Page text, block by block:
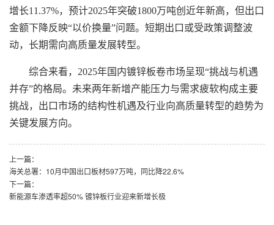
增长11.37%，预计2025年突破1800万吨创近年新高，但出口
金额下降反映“以价换量”问题。短期出口或受政策调整波
动，长期需向高质量发展转型。
综合来看，2025年国内镀锌板卷市场呈现“挑战与机遇
并存”的格局。未来两年新增产能压力与需求疲软构成主要
挑战，出口市场的结构性机遇及行业向高质量转型的趋势为
关键发展方向。
上一篇：
海关总署：10月中国出口板材597万吨，同比降22.6%
下一篇：
新能源车渗透率超50% 镀锌板行业迎来新增长极